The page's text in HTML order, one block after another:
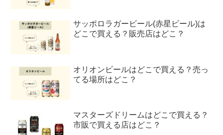
サッポロラガービール(赤星ビール)は
どこで買える？販売店はどこ？
オリオンビールはどこで買える？売っ
てる場所はどこ？
マスターズドリームはどこで買える？
市販で買える店はどこ？